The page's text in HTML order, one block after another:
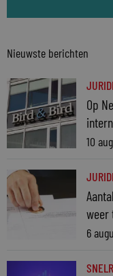
Nieuwste berichten
Op
10
weer
6